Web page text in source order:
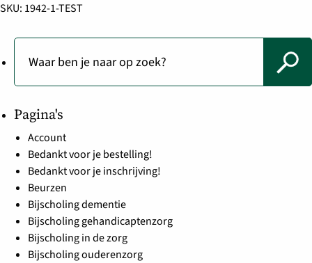
SKU: 1942-1-TEST
Pagina's
Account
Bedankt voor je bestelling!
Bedankt voor je inschrijving!
Beurzen
Bijscholing dementie
Bijscholing gehandicaptenzorg
Bijscholing in de zorg
Bijscholing ouderenzorg